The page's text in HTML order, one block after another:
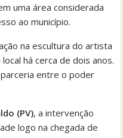
uma área considerada
ao município.
na escultura do artista
há cerca de dois anos.
entre o poder
(PV), a intervenção
logo na chegada de